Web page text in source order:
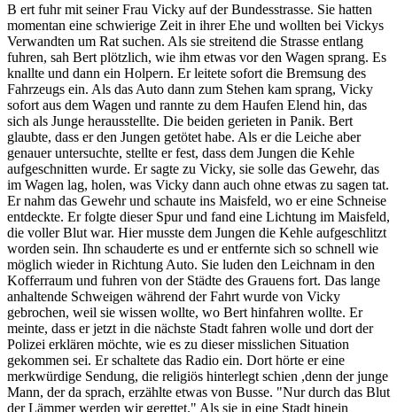
B ert fuhr mit seiner Frau Vicky auf der Bundesstrasse. Sie hatten
momentan eine schwierige Zeit in ihrer Ehe und wollten bei Vickys
Verwandten um Rat suchen. Als sie streitend die Strasse entlang
fuhren, sah Bert plötzlich, wie ihm etwas vor den Wagen sprang. Es
knallte und dann ein Holpern. Er leitete sofort die Bremsung des
Fahrzeugs ein. Als das Auto dann zum Stehen kam sprang, Vicky
sofort aus dem Wagen und rannte zu dem Haufen Elend hin, das
sich als Junge herausstellte. Die beiden gerieten in Panik. Bert
glaubte, dass er den Jungen getötet habe. Als er die Leiche aber
genauer untersuchte, stellte er fest, dass dem Jungen die Kehle
aufgeschnitten wurde. Er sagte zu Vicky, sie solle das Gewehr, das
im Wagen lag, holen, was Vicky dann auch ohne etwas zu sagen tat.
Er nahm das Gewehr und schaute ins Maisfeld, wo er eine Schneise
entdeckte. Er folgte dieser Spur und fand eine Lichtung im Maisfeld,
die voller Blut war. Hier musste dem Jungen die Kehle aufgeschlitzt
worden sein. Ihn schauderte es und er entfernte sich so schnell wie
möglich wieder in Richtung Auto. Sie luden den Leichnam in den
Kofferraum und fuhren von der Städte des Grauens fort. Das lange
anhaltende Schweigen während der Fahrt wurde von Vicky
gebrochen, weil sie wissen wollte, wo Bert hinfahren wollte. Er
meinte, dass er jetzt in die nächste Stadt fahren wolle und dort der
Polizei erklären möchte, wie es zu dieser misslichen Situation
gekommen sei. Er schaltete das Radio ein. Dort hörte er eine
merkwürdige Sendung, die religiös hinterlegt schien ,denn der junge
Mann, der da sprach, erzählte etwas von Busse. "Nur durch das Blut
der Lämmer werden wir gerettet." Als sie in eine Stadt hinein